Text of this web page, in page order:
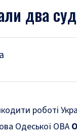
два
роботі
Одеської ОВА